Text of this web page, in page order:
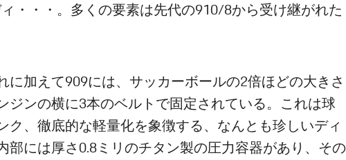
ィ・・・。多くの要素は先代の910/8から受け継がれた
に加えて909には、サッカーボールの2倍ほどの大きさ
ジンの横に3本のベルトで固定されている。これは球
ク、徹底的な軽量化を象徴する、なんとも珍しいディ
部には厚さ0.8ミリのチタン製の圧力容器があり、その